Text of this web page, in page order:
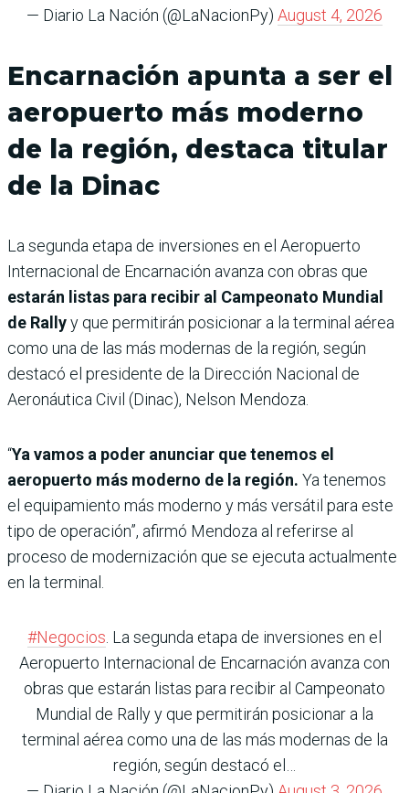
— Diario La Nación (@LaNacionPy) August 4, 2026
Encarnación apunta a ser el
aeropuerto más moderno
de la región, destaca titular
de la Dinac
La segunda etapa de inversiones en el Aeropuerto
Internacional de Encarnación avanza con obras que
estarán listas para recibir al Campeonato Mundial
de Rallyy que permitirán posicionar a la terminal aérea
como una de las más modernas de la región, según
destacó el presidente de la Dirección Nacional de
Aeronáutica Civil (Dinac), Nelson Mendoza.
“Ya vamos a poder anunciar que tenemos el
aeropuerto más moderno de la región. Ya tenemos
el equipamiento más moderno y más versátil para este
tipo de operación”, afirmó Mendoza al referirse al
proceso de modernización que se ejecuta actualmente
en la terminal.
#Negocios . La segunda etapa de inversiones en el
Aeropuerto Internacional de Encarnación avanza con
obras que estarán listas para recibir al Campeonato
Mundial de Rally y que permitirán posicionar a la
terminal aérea como una de las más modernas de la
región, según destacó el…